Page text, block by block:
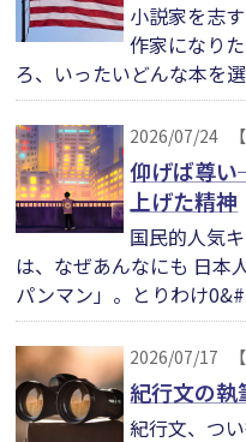
小説家を志
作家になり
ろ、いったいどんな本を
2026/07/24
仰げば尊
上げた精神
国民的人気
は、なぜあんなにも 日本
パンマン」。とりわけ
2026/07/17
紀行文の執
紀行文、つ